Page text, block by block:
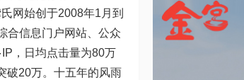
网始创于2008年1月到
合信息门户网站、公众
，日均点击量为80万
破20万。十五年的风雨